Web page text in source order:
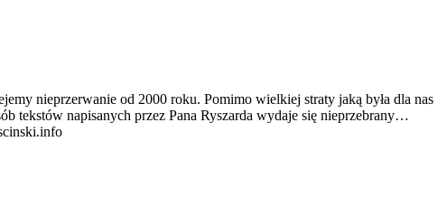
nieprzerwanie od 2000 roku. Pomimo wielkiej straty jaką była dla nas
tekstów napisanych przez Pana Ryszarda wydaje się nieprzebrany…